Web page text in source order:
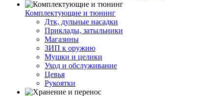
Комплектующие и тюнинг
Дтк, дульные насадки
Приклады, затыльники
Магазины
ЗИП к оружию
Мушки и целики
Уход и обслуживание
Цевья
Рукоятки